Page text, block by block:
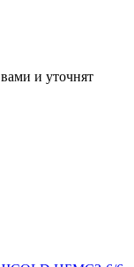
и уточнят